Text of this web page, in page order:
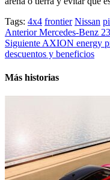
Tags: 4x4 frontier Nissan
Post
navigation
AnteriorMercedes-Benz
Siguiente AXION energy
descuentos y beneficios
Más historias